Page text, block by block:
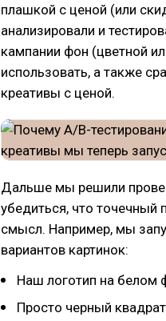
плашкой с ценой (или
анализировали и
кампании фон (цветной
использовать, а также
креативы с ценой.
Дальше мы решили
убедиться, что точечный
смысл. Например, мы
вариантов картинок:
Наш логотип на белом
Просто черный